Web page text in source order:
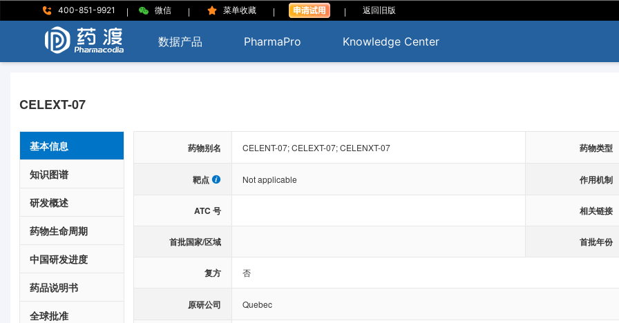
400-851-9921 | 微信 | 菜单收藏 | | 返回旧版
数据产品 PharmaPro Knowledge Center
CELEXT-07
基本信息
知识图谱
研发概述
药物生命周期
中国研发进度
药品说明书
全球批准
药物别名 CELENT-07; CELEXT-07; CELENXT-07 药物类型
靶点 Not applicable 作用机制
ATC 号 相关链接
首批国家/区域 首批年份
复方 否
原研公司 Quebec